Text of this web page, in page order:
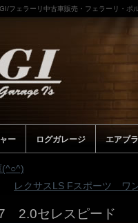
フェラーリ中古車販売・フェラーリ・ポ
ー ログガレージ エアブ
(^○^)
レクサスLS Fスポーツ ワ
2.0セレスピード